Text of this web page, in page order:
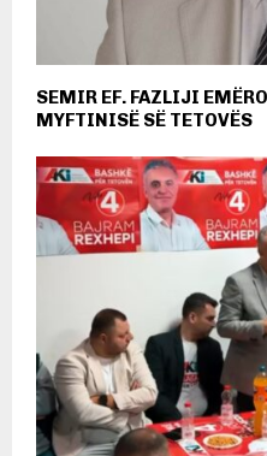
SEMIR EF. FAZLIJI
MYFTINISË SË TETOVËS